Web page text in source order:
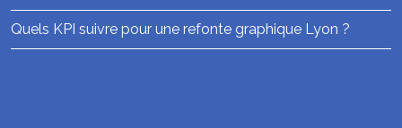
Quels KPI suivre pour une refonte graphique Lyon ?